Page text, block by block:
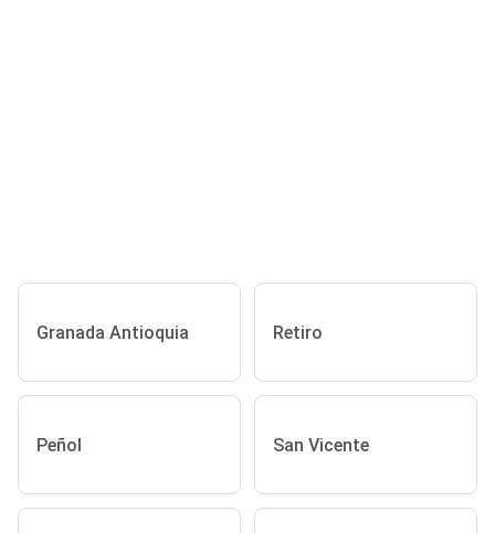
Granada Antioquia Retiro
Peñol San Vicente